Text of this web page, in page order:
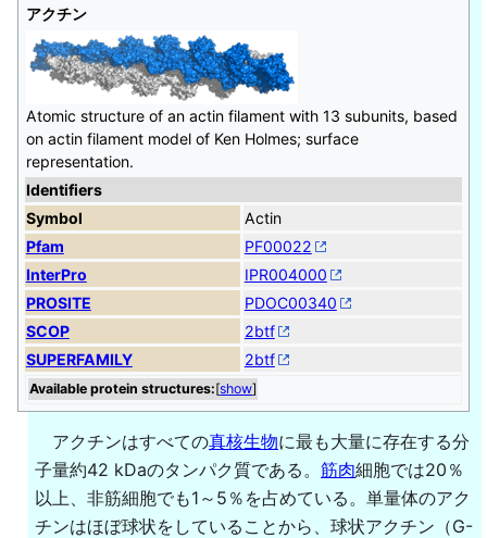
アクチン
Atomic structure of an actin filament with 13 subunits, based
on actin filament model of Ken Holmes; surface
representation.
Identifiers
Symbol
Actin
Pfam
PF00022
InterPro
IPR004000
PROSITE
PDOC00340
SCOP
2btf
SUPERFAMILY
2btf
[show]
Available protein structures:
アクチンはすべての真核生物に最も大量に存在する分
子量約42 kDaのタンパク質である。 筋肉細胞では20％
以上、非筋細胞でも1～5％を占めている。単量体のアク
チンはほぼ球状をしていることから、球状アクチン（G-